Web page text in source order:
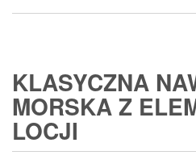
KLASYCZNA
MORSKA Z
LOCJI